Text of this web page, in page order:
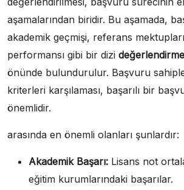
aşamalarından biridir. Bu aşamada,
akademik geçmişi, referans
performansı gibi bir dizi
önünde bulundurulur. Başvuru
kriterleri karşılaması, başarılı bir
önemlidir.
arasında en önemli olanları şunlardır:
Akademik Başarı: Lisans not
eğitim kurumlarındaki başarılar.